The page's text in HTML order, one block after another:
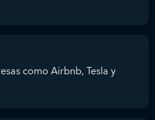
como Airbnb, Tesla y